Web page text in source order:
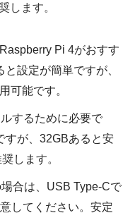
します。
Pi 4がおすす
設定が簡単ですが、
可能です。
するために必要で
すが、32GBあると安
します。
合は、USB Type-Cで
してください。安定